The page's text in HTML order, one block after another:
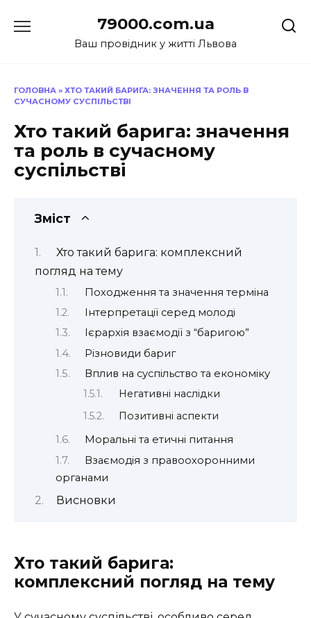
до
79000.com.ua
Ваш провідник у житті Львова
ГОЛОВНА » ХТО ТАКИЙ БАРИГА: ЗНАЧЕННЯ ТА РОЛЬ В
СУЧАСНОМУ СУСПІЛЬСТВІ
Хто такий барига: значення
та роль в сучасному
суспільстві
Зміст
Хто такий барига: комплексний
погляд на тему
Походження та значення терміна
Інтерпретації серед молоді
Ієрархія взаємодії з “баригою”
Різновиди бариг
Вплив на суспільство та економіку
Негативні наслідки
Позитивні аспекти
Моральні та етичні питання
Взаємодія з правоохоронними
органами
Висновки
Хто такий барига:
комплексний погляд на тему